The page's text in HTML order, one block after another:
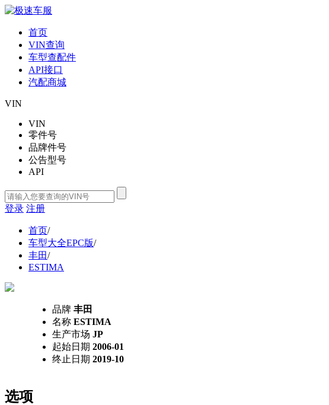
首页
VIN查询
车型查配件
API接口
汽配商城
VIN
VIN
零件号
品牌件号
公告型号
API
登录 注册
首页/
车型大全EPC版/
丰田/
ESTIMA
品牌 丰田
名称 ESTIMA
生产市场 JP
起始日期 2006-01
终止日期 2019-10
选项